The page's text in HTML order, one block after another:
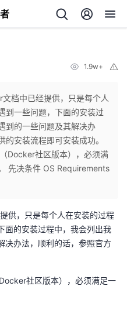
1.9w+
档中已经提供，只是每个人
到一些问题，下面的安装过
到的一些问题及其解决办
安装流程即可安装成功。
Docker社区版本），必须满
先决条件 OS Requirements
供，只是每个人在安装的过程
面的安装过程中，我会列出我
决办法，顺利的话，参照官方
社区版本），必须满足一